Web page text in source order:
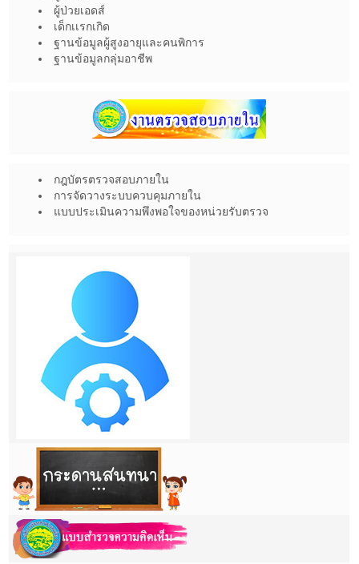
ผู้ป่วยเอดส์
เด็กเเรกเกิด
ฐานข้อมูลผู้สูงอายุและคนพิการ
ฐานข้อมูลกลุ่มอาชีพ
กฎบัตรตรวจสอบภายใน
การจัดวางระบบควบคุมภายใน
แบบประเมินความพึงพอใจของหน่วยรับตรวจ